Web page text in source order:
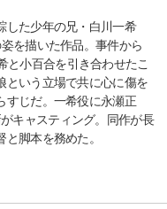
した少年の兄・白川一希
を描いた作品。事件から
と小百合を引き合わせたこ
という立場で共に心に傷を
すじだ。一希役に永瀬正
キャスティング。同作が長
脚本を務めた。